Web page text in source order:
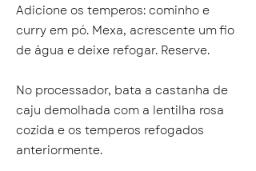
Adicione os temperos: cominho e
curry em pó. Mexa, acrescente um fio
de água e deixe refogar. Reserve.
No processador, bata a castanha de
caju demolhada com a lentilha rosa
cozida e os temperos refogados
anteriormente.